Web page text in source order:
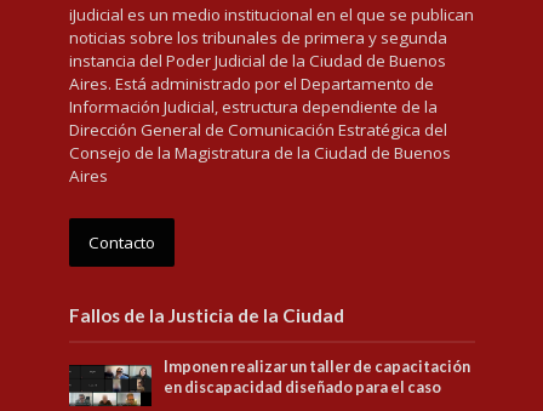
iJudicial es un medio institucional en el que se publican
noticias sobre los tribunales de primera y segunda
instancia del Poder Judicial de la Ciudad de Buenos
Aires. Está administrado por el Departamento de
Información Judicial, estructura dependiente de la
Dirección General de Comunicación Estratégica del
Consejo de la Magistratura de la Ciudad de Buenos
Aires
Contacto
Fallos de la Justicia de la Ciudad
Imponen realizar un taller de capacitación
en discapacidad diseñado para el caso